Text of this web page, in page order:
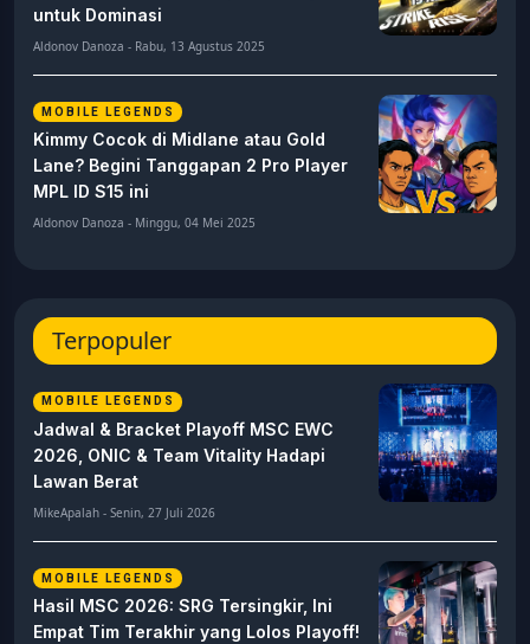
untuk Dominasi
Aldonov Danoza - Rabu, 13 Agustus 2025
MOBILE LEGENDS
Kimmy Cocok di Midlane atau Gold
Lane? Begini Tanggapan 2 Pro Player
MPL ID S15 ini
Aldonov Danoza - Minggu, 04 Mei 2025
Terpopuler
MOBILE LEGENDS
Jadwal & Bracket Playoff MSC EWC
2026, ONIC & Team Vitality Hadapi
Lawan Berat
MikeApalah - Senin, 27 Juli 2026
MOBILE LEGENDS
Hasil MSC 2026: SRG Tersingkir, Ini
Empat Tim Terakhir yang Lolos Playoff!